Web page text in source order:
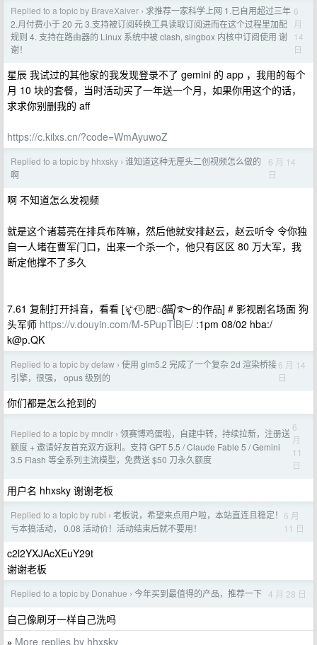
Replied to a topic by BraveXaiver › 求推荐一家科学上网 1.已自用超过三年
2.月付费小于 20 元 3.支持被订阅转换工具读取订阅进而在这个过程里加配
规则 4. 支持在路由器的 Linux 系统中被 clash, singbox 内核中订阅使用 谢
谢！
6
月
14
日
星辰 我试过的其他家的我发现登录不了 gemini 的 app ，我用的每个
月 10 块的套餐，当时活动买了一年送一个月，如果你用这个的话，
求求你别删我的 aff
https://c.kilxs.cn/?code=WmAyuwoZ
Replied to a topic by hhxsky › 谁知道这种无厘头二创视频怎么做的
啊
6 月 14
日
啊 不知道怎么发视频
就是这个诸葛亮在排兵布阵嘛，然后他就安排赵云，赵云听令 令你独
自一人堵在曹军门口，出来一个杀一个，他只有区区 80 万大军，我
断定他撑不了多久
7.61 复制打开抖音，看看 [ৡ“˶⍤⃝ 肥ꦿ猫᭄࿐的作品] # 影视剧名场面 狗
头军师 https://v.douyin.com/M-5PupTiBjE/ :1pm 08/02 hba:/
k@p.QK
Replied to a topic by defaw › 使用 glm5.2 完成了一个复杂 2d 渲染桥接
引擎，很强， opus 级别的
6 月 14
日
你们都是怎么抢到的
Replied to a topic by mndlr › 领赛博鸡蛋啦，自建中转，持续拉新，注册送
额度 + 邀请好友首充双方返利。支持 GPT 5.5 / Claude Fable 5 / Gemini
3.5 Flash 等全系列主流模型，免费送 $50 刀永久额度
6
月
11
日
用户名 hhxsky 谢谢老板
Replied to a topic by rubi › 老板说，希望来点用户啦，本站直连且稳定！
亏本搞活动， 0.08 活动价！活动结束后就不要用！
6 月
11 日
c2l2YXJAcXEuY29t
谢谢老板
Replied to a topic by Donahue › 今年买到最值得的产品，推荐一下 4 月 28 日
自己像刷牙一样自己洗吗
» More replies by hhxsky